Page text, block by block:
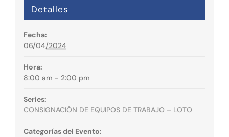
Detalles
Fecha:
06/04/2024
Hora:
8:00 am - 2:00 pm
Series:
CONSIGNACIÓN DE EQUIPOS DE TRABAJO – LOTO
Categorías del Evento: